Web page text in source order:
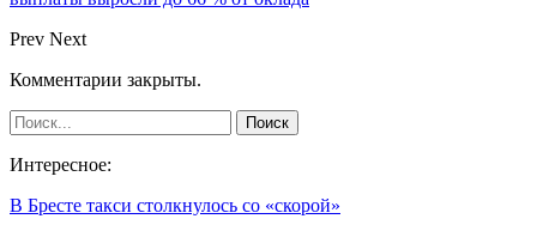
Prev Next
Комментарии закрыты.
Интересное:
В Бресте такси столкнулось со «скорой»